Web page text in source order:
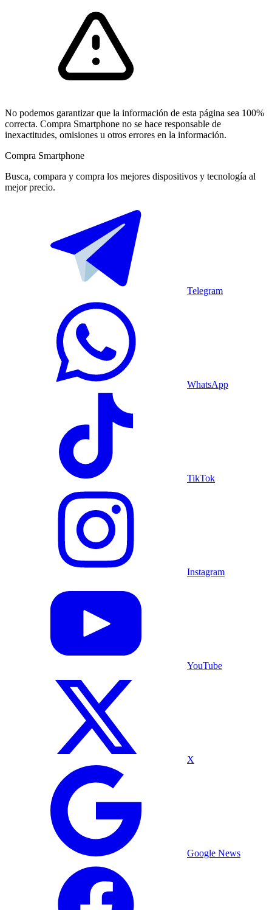
No podemos garantizar que la información de esta página sea 100%
correcta. Compra Smartphone no se hace responsable de
inexactitudes, omisiones u otros errores en la información.
Compra Smartphone
Busca, compara y compra los mejores dispositivos y tecnología al
mejor precio.
Telegram
WhatsApp
TikTok
Instagram
YouTube
X
Google News